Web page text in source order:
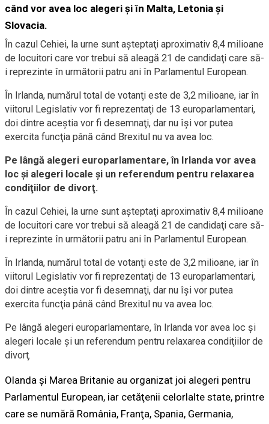
când vor avea loc alegeri şi în Malta, Letonia şi
Slovacia.
În cazul Cehiei, la urne sunt aşteptaţi aproximativ 8,4 milioane
de locuitori care vor trebui să aleagă 21 de candidaţi care să-
i reprezinte în următorii patru ani în Parlamentul European.
În Irlanda, numărul total de votanţi este de 3,2 milioane, iar în
viitorul Legislativ vor fi reprezentaţi de 13 europarlamentari,
doi dintre aceştia vor fi desemnaţi, dar nu îşi vor putea
exercita funcţia până când Brexitul nu va avea loc.
Pe lângă alegeri europarlamentare, în Irlanda vor avea
loc şi alegeri locale şi un referendum pentru relaxarea
condiţiilor de divorţ.
În cazul Cehiei, la urne sunt aşteptaţi aproximativ 8,4 milioane
de locuitori care vor trebui să aleagă 21 de candidaţi care să-
i reprezinte în următorii patru ani în Parlamentul European.
În Irlanda, numărul total de votanţi este de 3,2 milioane, iar în
viitorul Legislativ vor fi reprezentaţi de 13 europarlamentari,
doi dintre aceştia vor fi desemnaţi, dar nu îşi vor putea
exercita funcţia până când Brexitul nu va avea loc.
Pe lângă alegeri europarlamentare, în Irlanda vor avea loc şi
alegeri locale şi un referendum pentru relaxarea condiţiilor de
divorţ.
Olanda şi Marea Britanie au organizat joi alegeri pentru
Parlamentul European, iar cetăţenii celorlalte state, printre
care se numără România, Franţa, Spania, Germania,